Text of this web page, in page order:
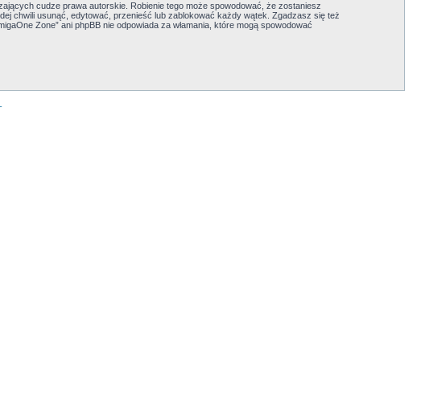
cudze prawa autorskie. Robienie tego może spowodować, że zostaniesz
chwili usunąć, edytować, przenieść lub zablokować każdy wątek. Zgadzasz się też
Zone” ani phpBB nie odpowiada za włamania, które mogą spowodować